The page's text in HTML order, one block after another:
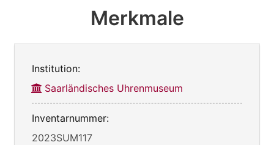
Merkmale
Institution:
Saarländisches Uhrenmuseum
Inventarnummer:
2023SUM117